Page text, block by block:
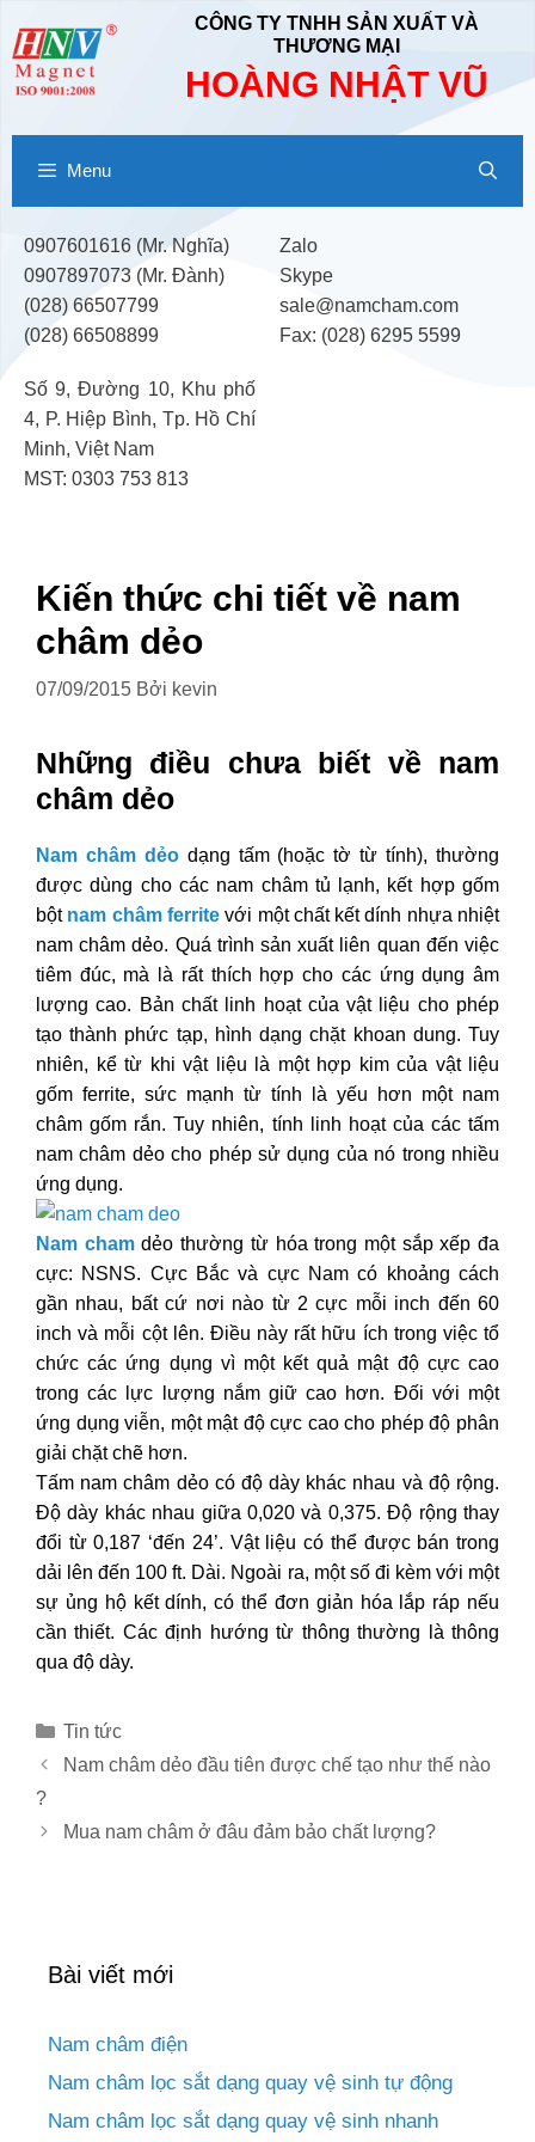
đến
nội
CÔNG TY TNHH SẢN XUẤT VÀ
THƯƠNG MẠI
HOÀNG NHẬT VŨ
Menu
0907601616 (Mr. Nghĩa)
0907897073 (Mr. Đành)
(028) 66507799
(028) 66508899
Zalo
Skype
sale@namcham.com
Fax: (028) 6295 5599
Số 9, Đường 10, Khu phố
4, P. Hiệp Bình, Tp. Hồ Chí
Minh, Việt Nam
MST: 0303 753 813
Kiến thức chi tiết về nam
châm dẻo
07/09/2015 Bởi kevin
Những điều chưa biết về nam
châm dẻo
Nam châm dẻodạng tấm (hoặc tờ từ tính), thường
được dùng cho các nam châm tủ lạnh, kết hợp gốm
bột nam châm ferritevới một chất kết dính nhựa nhiệt
nam châm dẻo. Quá trình sản xuất liên quan đến việc
tiêm đúc, mà là rất thích hợp cho các ứng dụng âm
lượng cao. Bản chất linh hoạt của vật liệu cho phép
tạo thành phức tạp, hình dạng chặt khoan dung. Tuy
nhiên, kể từ khi vật liệu là một hợp kim của vật liệu
gốm ferrite, sức mạnh từ tính là yếu hơn một nam
châm gốm rắn. Tuy nhiên, tính linh hoạt của các tấm
nam châm dẻo cho phép sử dụng của nó trong nhiều
ứng dụng.
Nam chamdẻo thường từ hóa trong một sắp xếp đa
cực: NSNS. Cực Bắc và cực Nam có khoảng cách
gần nhau, bất cứ nơi nào từ 2 cực mỗi inch đến 60
inch và mỗi cột lên. Điều này rất hữu ích trong việc tổ
chức các ứng dụng vì một kết quả mật độ cực cao
trong các lực lượng nắm giữ cao hơn. Đối với một
ứng dụng viễn, một mật độ cực cao cho phép độ phân
giải chặt chẽ hơn.
Tấm nam châm dẻo có độ dày khác nhau và độ rộng.
Độ dày khác nhau giữa 0,020 và 0,375. Độ rộng thay
đổi từ 0,187 ‘đến 24’. Vật liệu có thể được bán trong
dải lên đến 100 ft. Dài. Ngoài ra, một số đi kèm với một
sự ủng hộ kết dính, có thể đơn giản hóa lắp ráp nếu
cần thiết. Các định hướng từ thông thường là thông
qua độ dày.
Danh
mục
Tin tức
Điều
hướng
Nam châm dẻo đầu tiên được chế tạo như thế nào
?
Mua nam châm ở đâu đảm bảo chất lượng?
Bài viết mới
Nam châm điện
Nam châm lọc sắt dạng quay vệ sinh tự động
Nam châm lọc sắt dạng quay vệ sinh nhanh